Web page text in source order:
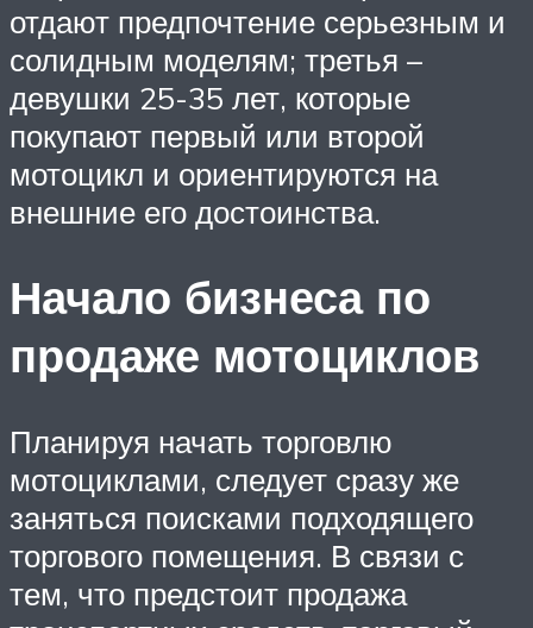
отдают предпочтение серьезным и
солидным моделям; третья –
девушки 25-35 лет, которые
покупают первый или второй
мотоцикл и ориентируются на
внешние его достоинства.
Начало бизнеса по
продаже мотоциклов
Планируя начать торговлю
мотоциклами, следует сразу же
заняться поисками подходящего
торгового помещения. В связи с
тем, что предстоит продажа